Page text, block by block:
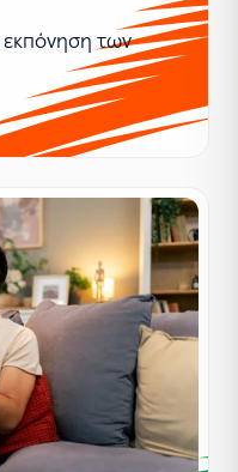
των